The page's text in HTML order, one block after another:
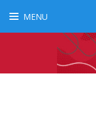
MENU